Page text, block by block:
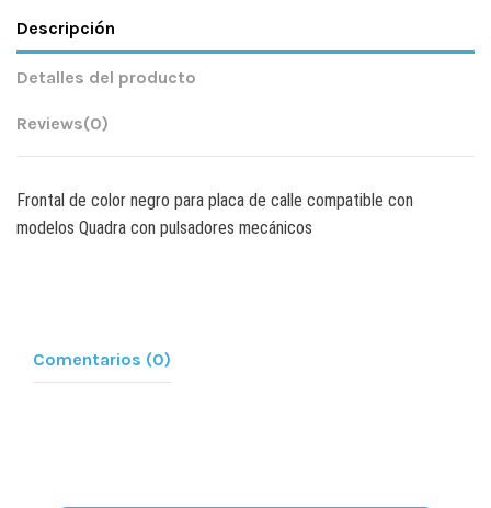
Descripción
Detalles del producto
Reviews(0)
Frontal de color negro para placa de calle compatible con
modelos Quadra con pulsadores mecánicos
Comentarios (0)